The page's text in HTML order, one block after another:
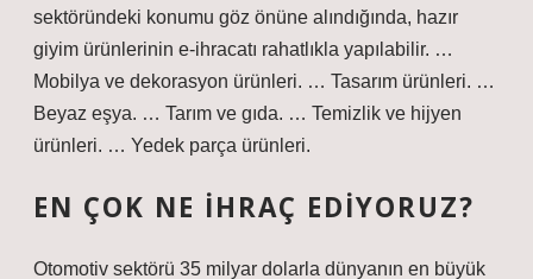
sektöründeki konumu göz önüne alındığında, hazır
giyim ürünlerinin e-ihracatı rahatlıkla yapılabilir. …
Mobilya ve dekorasyon ürünleri. … Tasarım ürünleri. …
Beyaz eşya. … Tarım ve gıda. … Temizlik ve hijyen
ürünleri. … Yedek parça ürünleri.
EN ÇOK NE IHRAÇ EDIYORUZ?
Otomotiv sektörü 35 milyar dolarla dünyanın en büyük